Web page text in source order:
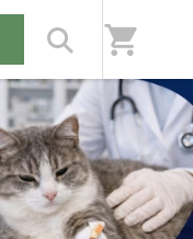
shopping_cart